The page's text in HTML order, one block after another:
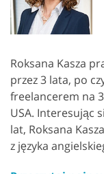
Roksana Kasza
przez 3 lata, po
freelancerem na
USA. Interesując
lat, Roksana
z języka